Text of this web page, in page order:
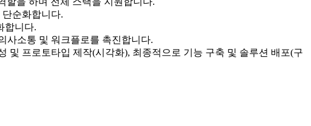
단순화합니다.
합니다.
사소통 및 워크플로를 촉진합니다.
및 프로토타입 제작(시각화), 최종적으로 기능 구축 및 솔루션 배포(구